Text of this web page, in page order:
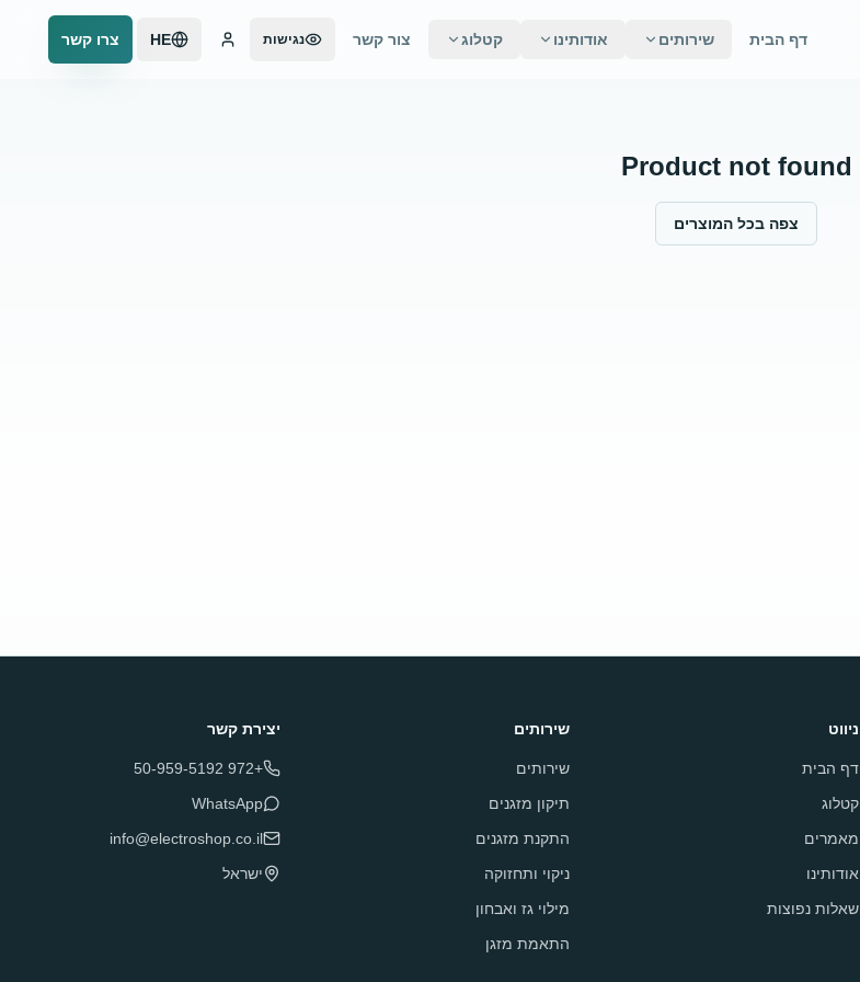
דף הבית שירותים אודותינו קטלוג צור קשר נגישות HE צרו קשר
Product not found
צפה בכל המוצרים
ניווט
דף הבית
קטלוג
מאמרים
אודותינו
שאלות נפוצות
שירותים
שירותים
תיקון מזגנים
התקנת מזגנים
ניקוי ותחזוקה
מילוי גז ואבחון
התאמת מזגן
יצירת קשר
+972 50-959-5192
WhatsApp
info@electroshop.co.il
ישראל